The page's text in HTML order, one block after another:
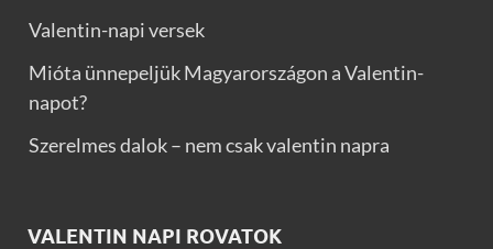
Valentin-napi versek
Mióta ünnepeljük Magyarországon a Valentin-
napot?
Szerelmes dalok – nem csak valentin napra
VALENTIN NAPI ROVATOK